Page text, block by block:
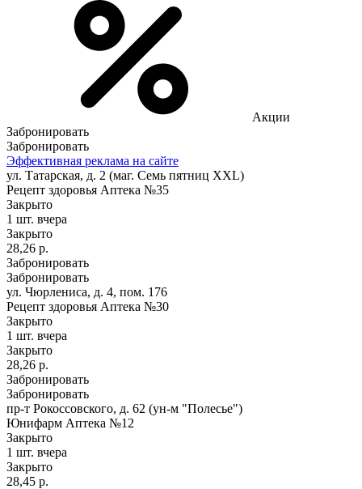
Акции
Забронировать
Забронировать
Эффективная реклама на сайте
ул. Татарская, д. 2 (маг. Семь пятниц XXL)
Рецепт здоровья Аптека №35
Закрыто
1 шт. вчера
Закрыто
28,26 р.
Забронировать
Забронировать
ул. Чюрлениса, д. 4, пом. 176
Рецепт здоровья Аптека №30
Закрыто
1 шт. вчера
Закрыто
28,26 р.
Забронировать
Забронировать
пр-т Рокоссовского, д. 62 (ун-м "Полесье")
Юнифарм Аптека №12
Закрыто
1 шт. вчера
Закрыто
28,45 р.